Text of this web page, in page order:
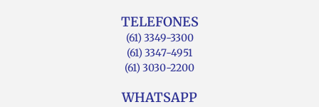
TELEFONES
(61) 3349-3300
(61) 3347-4951
(61) 3030-2200
WHATSAPP